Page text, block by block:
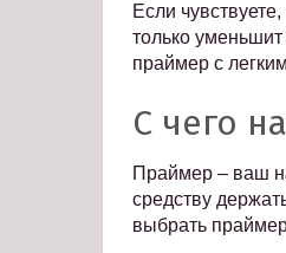
Если
только
праймер с
С чего
Праймер – ваш
средству
выбрать